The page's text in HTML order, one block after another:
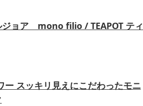
ジョア mono filio / TEAPOT ティ
スッキリ見えにこだわったモニ